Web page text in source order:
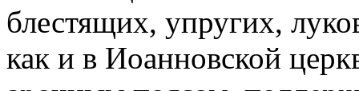
блестящих, упругих,
как и в Иоанновской